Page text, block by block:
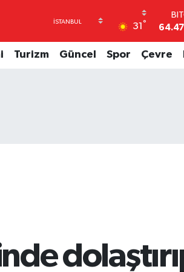
31 °
Turizm Güncel Spor Çevre